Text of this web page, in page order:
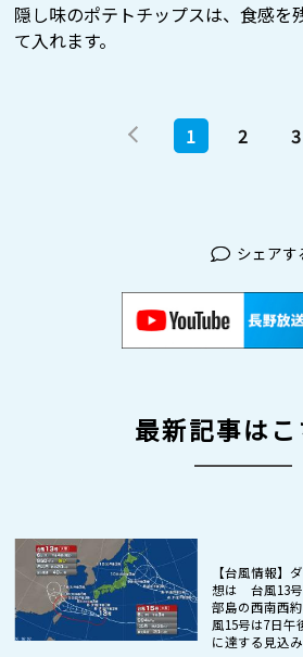
隠し味のポテトチップスは、食感を
て入れます。
1 2 3
シェアす
最新記事はこ
【台風情報】
想は 台風13号
部島の西南西
風15号は7日午
に達する見込み